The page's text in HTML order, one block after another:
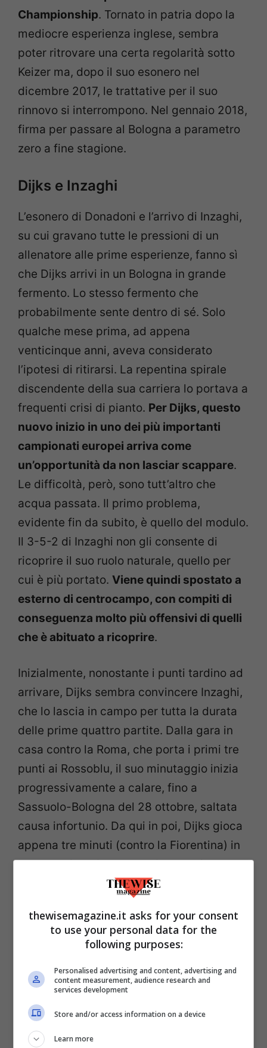
Championship. Tornato in patria dopo la
mediocre esperienza inglese, sembra
poter ritrovare una certa regolarità sotto
Keizer ma, dopo il suo esonero nel
dicembre 2017, le trattative per il suo
rinnovo si interrompono. Nel gennaio 2018,
firma per passare al Bologna a parametro
zero a fine stagione.
Dijks e Inzaghi
L’esonero di Donadoni e l’arrivo di Inzaghi,
su cui gravano tutte le pressioni di un
allenatore alle prime esperienze, fanno sì
che Dijks arrivi in un Bologna in grande
fermento. Lo stesso fermento che
probabilmente sente dentro di sé. Solo
qualche mese prima, ad appena
venticinque anni, aveva considerato
l’ipotesi di ritirarsi. La repentina spirale
discendente della sua carriera lo portava a
frequenti crisi di pianto. Per Dijks, questo
nuovo inizio in uno dei più importanti
campionati europei arriva come
un’opportunità da non lasciar scappare.
Le difficoltà, però, sono tutt’altro che
acqua passata. Il primo problema,
evidente fin da subito, è quello del modulo.
Il 3-5-2 di Inzaghi non gli consente di
ricoprire il suo ruolo naturale, quello per
cui è più portato. Viene quindi spostato a
esterno di centrocampo, con compiti di
conseguenza molto più offensivi di quelli
che è abituato a ricoprire.
Inizialmente, nonostante i punti tardino ad
arrivare, Dijks sembra convincere Inzaghi,
che lo lascia in campo per tutta la durata
delle prime quattro partite. Dalla gara in
casa contro la Roma, che porta i primi tre
punti ai Rossoblu, il suo minutaggio inizia
progressivamente a calare, fino a
Sassuolo-Bologna del 28 ottobre, saltata
causa infortunio. Da qui in poi, Dijks gioca
appena tre minuti (contro la Fiorentina) in
nove partite. Rientra solo in occasione
della sfortunata sconfitta contro il Napoli,
È l’ultima partita del girone
d’andata, che il Bologna chiude a tredici
. Quella che doveva essere
privo di pressioni sembra rivelarsi
l’ennesima stagione deludente e
incostante. L’ambiente è sempre più teso.
In seguito all’umiliante sconfitta per 0-4,
thewisemagazine.it asks for your consent
to use your personal data for the
following purposes:
Personalised advertising and content, advertising and
content measurement, audience research and
services development
Store and/or access information on a device
Learn more